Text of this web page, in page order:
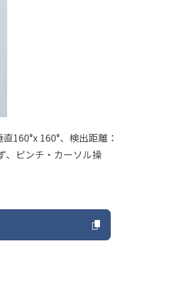
160°、検出距離：
、ピンチ・カーソル操